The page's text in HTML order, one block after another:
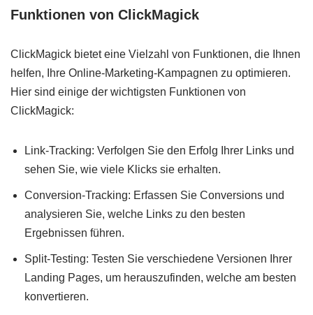
Funktionen von ClickMagick
ClickMagick bietet eine Vielzahl von Funktionen, die Ihnen
helfen, Ihre Online-Marketing-Kampagnen zu optimieren.
Hier sind einige der wichtigsten Funktionen von
ClickMagick:
Link-Tracking: Verfolgen Sie den Erfolg Ihrer Links und
sehen Sie, wie viele Klicks sie erhalten.
Conversion-Tracking: Erfassen Sie Conversions und
analysieren Sie, welche Links zu den besten
Ergebnissen führen.
Split-Testing: Testen Sie verschiedene Versionen Ihrer
Landing Pages, um herauszufinden, welche am besten
konvertieren.